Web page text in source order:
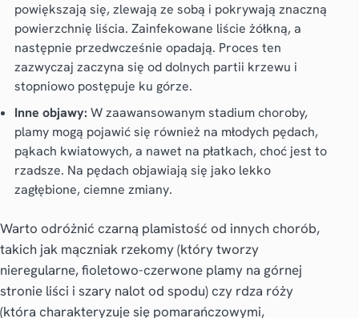
powiększają się, zlewają ze sobą i pokrywają znaczną
powierzchnię liścia. Zainfekowane liście żółkną, a
następnie przedwcześnie opadają. Proces ten
zazwyczaj zaczyna się od dolnych partii krzewu i
stopniowo postępuje ku górze.
Inne objawy: W zaawansowanym stadium choroby,
plamy mogą pojawić się również na młodych pędach,
pąkach kwiatowych, a nawet na płatkach, choć jest to
rzadsze. Na pędach objawiają się jako lekko
zagłębione, ciemne zmiany.
Warto odróżnić czarną plamistość od innych chorób,
takich jak mączniak rzekomy (który tworzy
nieregularne, fioletowo-czerwone plamy na górnej
stronie liści i szary nalot od spodu) czy rdza róży
(która charakteryzuje się pomarańczowymi,